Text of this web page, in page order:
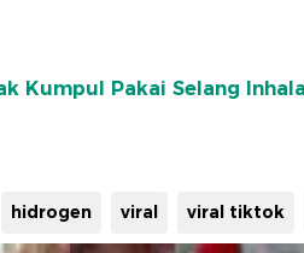
Kumpul Pakai Selang
hidrogen viral viral tiktok